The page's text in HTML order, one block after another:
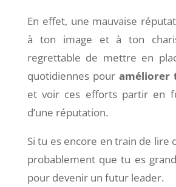
En effet, une mauvaise
à ton image et à ton
regrettable de mettre en
quotidiennes pour améliorer
et voir ces efforts partir en
d’une réputation.
Si tu es encore en train de lire
probablement que tu es
pour devenir un futur leader.